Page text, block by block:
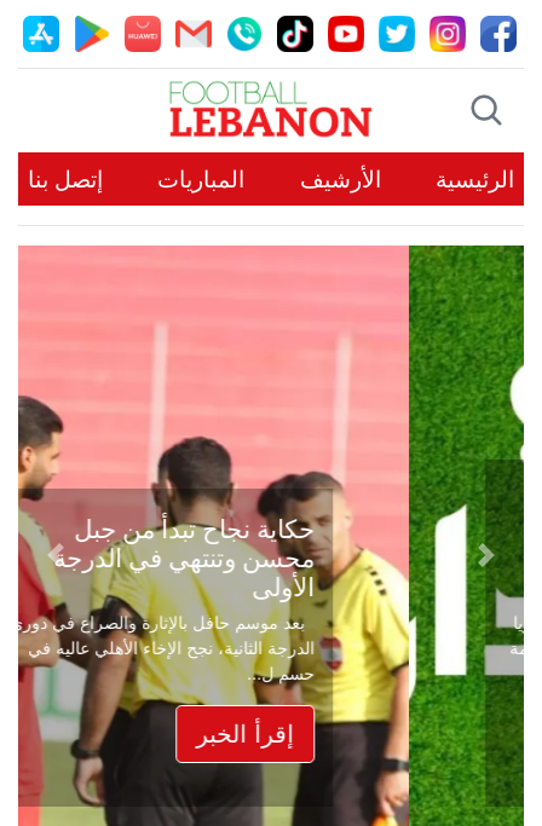
الرئيسية الأرشيف المباريات إتصل بنا
حكاية نجاح تبدأ من جبل
محسن وتنتهي في الدرجة
الأولى
بعد موسم حافل بالإثارة والصراع في دوري
الدرجة الثانية، نجح الإخاء الأهلي عاليه في
حسم ل...
إقرأ الخبر
Previous
Next